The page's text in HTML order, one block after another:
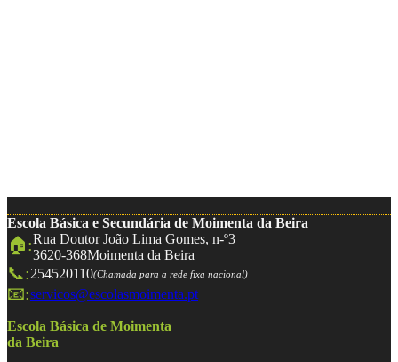
Escola Básica e Secundária de Moimenta da Beira
🏠:Rua Doutor João Lima Gomes, n-º3
3620-368Moimenta da Beira
📞:254520110(Chamada para a rede fixa nacional)
📧:servicos@escolasmoimenta.pt
Escola Básica de Moimenta
da Beira